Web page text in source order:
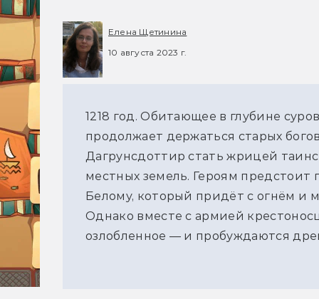
Елена Щетинина
10 августа 2023 г.
1218 год. Обитающее в глубине
продолжает держаться старых
Дагрунсдоттир стать жрицей
местных земель. Героям предстоит
Белому, который придёт с огнём и
Однако вместе с армией
озлобленное — и пробуждаются